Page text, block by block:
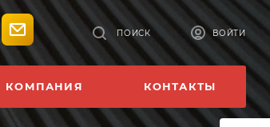
ВОЙТИ
ПОИСК
КОМПАНИЯ КОНТАКТЫ